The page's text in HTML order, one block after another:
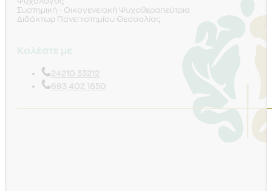
Συστημική - Οικογενειακή Ψυχοθεραπεύτρια
Διδάκτωρ Πανεπιστημίου Θεσσαλίας
24210 33212
693 402 1850